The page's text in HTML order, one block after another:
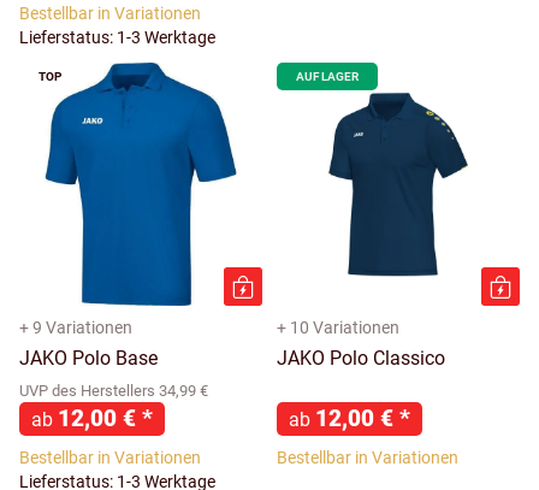
Bestellbar in Variationen
Lieferstatus: 1-3 Werktage
TOP
+ 9 Variationen
JAKO Polo Base
UVP des Herstellers 34,99 €
ab 12,00 € *
Bestellbar in Variationen
Lieferstatus: 1-3 Werktage
AUF LAGER
+ 10 Variationen
JAKO Polo Classico
ab 12,00 € *
Bestellbar in Variationen